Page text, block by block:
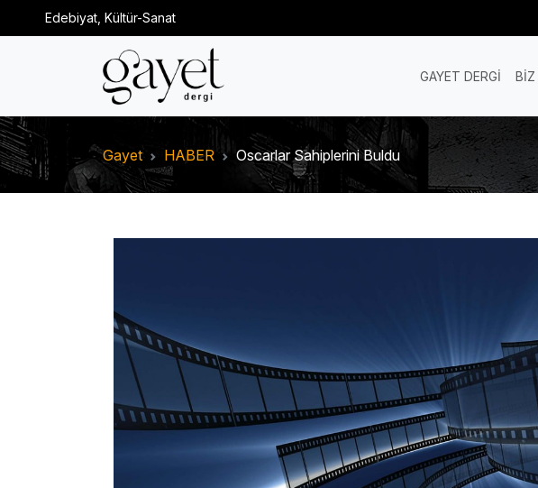
Edebiyat, Kültür-Sanat
GAYET DERGİ BİZ
Gayet HABER Oscarlar Sahiplerini Buldu